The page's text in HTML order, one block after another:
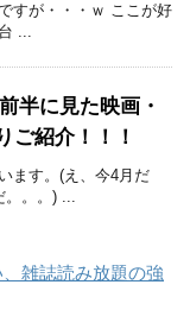
すが・・・ｗ ここが好
...
半に見た映画・
ご紹介！！！
ます。(え、今4月だ
。。。) ...
雑誌読み放題の強